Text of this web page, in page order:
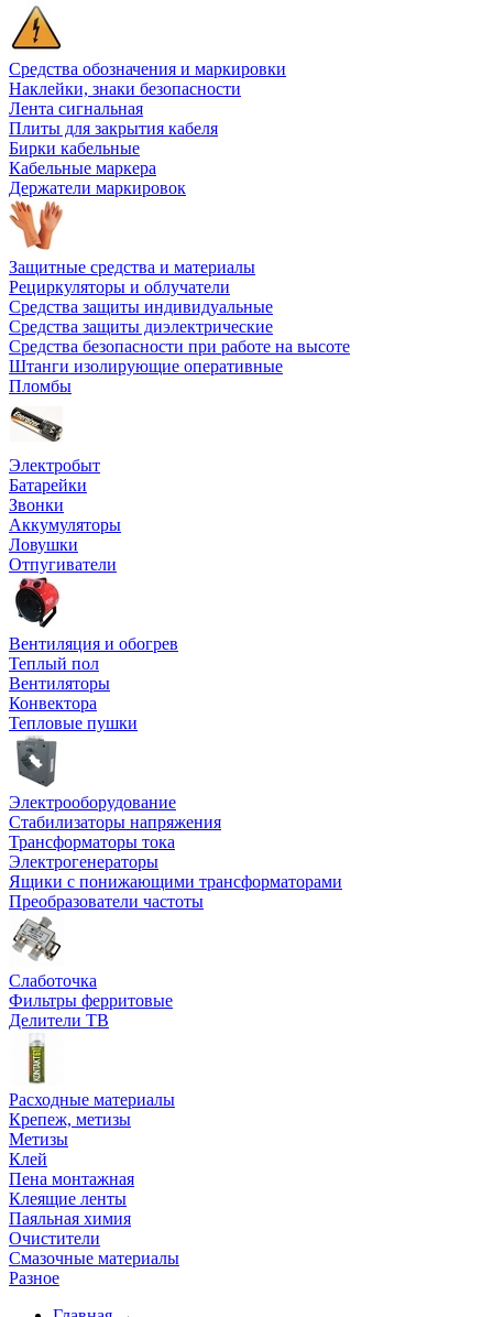
Средства обозначения и маркировки
Наклейки, знаки безопасности
Лента сигнальная
Плиты для закрытия кабеля
Бирки кабельные
Кабельные маркера
Держатели маркировок
Защитные средства и материалы
Рециркуляторы и облучатели
Средства защиты индивидуальные
Средства защиты диэлектрические
Средства безопасности при работе на высоте
Штанги изолирующие оперативные
Пломбы
Электробыт
Батарейки
Звонки
Аккумуляторы
Ловушки
Отпугиватели
Вентиляция и обогрев
Теплый пол
Вентиляторы
Конвектора
Тепловые пушки
Электрооборудование
Стабилизаторы напряжения
Трансформаторы тока
Электрогенераторы
Ящики с понижающими трансформаторами
Преобразователи частоты
Слаботочка
Фильтры ферритовые
Делители ТВ
Расходные материалы
Крепеж, метизы
Метизы
Клей
Пена монтажная
Клеящие ленты
Паяльная химия
Очистители
Смазочные материалы
Разное